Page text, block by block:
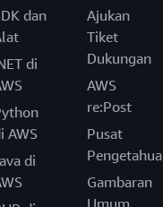
dan
di
AWS
di
Ajukan
Tiket
Dukungan
AWS
re:Post
Pusat
Gambaran